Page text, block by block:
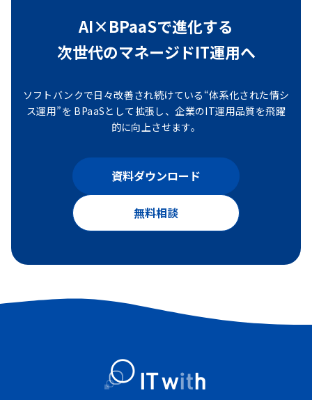
AI×BPaaSで進化する
次世代のマネージドIT運用へ
ソフトバンクで日々改善され続けている“体系化された情シ
ス運用”を BPaaSとして拡張し、企業のIT運用品質を飛躍
的に向上させます。
資料ダウンロード
無料相談